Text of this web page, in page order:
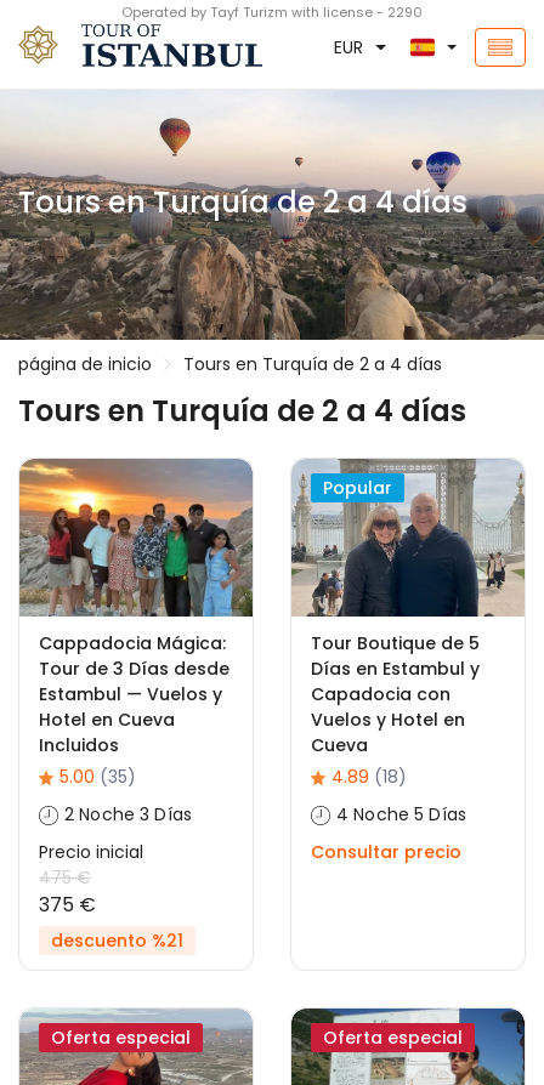
Operated by Tayf Turizm with license - 2290
EUR
Tours en Turquía de 2 a 4 días
página de inicio Tours en Turquía de 2 a 4 días
Tours en Turquía de 2 a 4 días
Cappadocia Mágica:
Tour de 3 Días desde
Estambul — Vuelos y
Hotel en Cueva
Incluidos
5.00 (35)
2 Noche 3 Días
Precio inicial
475 €
375 €
descuento %21
Popular
Tour Boutique de 5
Días en Estambul y
Capadocia con
Vuelos y Hotel en
Cueva
4.89 (18)
4 Noche 5 Días
Consultar precio
Oferta especial Oferta especial